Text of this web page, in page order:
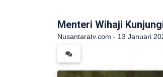
Menteri Wihaji
Nusantaratv.com - 13 Januari